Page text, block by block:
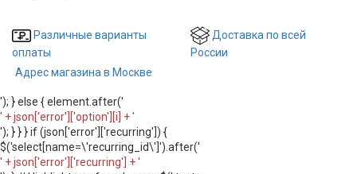
Различные варианты
оплаты
Доставка по всей
России
Адрес магазина в Москве
'); } else { element.after('
' + json['error']['option'][i] + '
'); } } } if (json['error']['recurring']) {
$('select[name=\'recurring_id\']').after('
' + json['error']['recurring'] + '